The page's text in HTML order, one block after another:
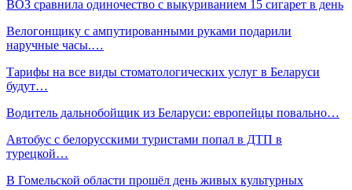
ВОЗ сравнила одиночество с выкуриванием 15 сигарет в день
Велогонщику с ампутированными руками подарили
наручные часы.…
Тарифы на все виды стоматологических услуг в Беларуси
будут…
Водитель дальнобойщик из Беларуси: европейцы повально…
Автобус с белорусскими туристами попал в ДТП в
турецкой…
В Гомельской области прошёл день живых культурных